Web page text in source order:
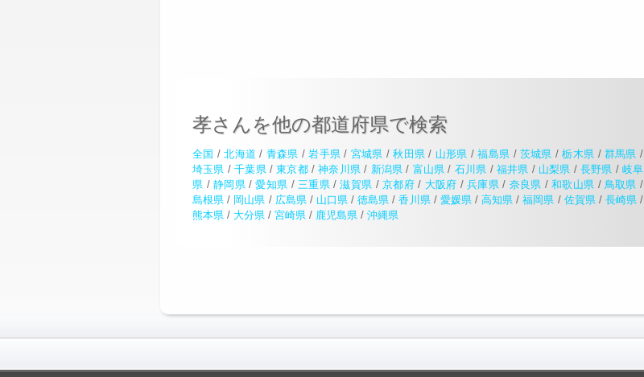
孝さんを他の都道府県で検索
全国 /北海道 / 青森県 /岩手県 / 宮城県 /秋田県 / 山形県 /福島県 / 茨城県 /栃木県 / 群馬県 /
埼玉県 /千葉県/東京都/神奈川県 / 新潟県 / 富山県 / 石川県 / 福井県 / 山梨県 / 長野県 / 岐阜
県 / 静岡県/愛知県 / 三重県/滋賀県 / 京都府/ 大阪府 /兵庫県/ 奈良県 /和歌山県 / 鳥取県 /
島根県 / 岡山県 / 広島県/ 山口県 /徳島県 /香川県/ 愛媛県/高知県 /福岡県 / 佐賀県/ 長崎県 /
熊本県 / 大分県 / 宮崎県 / 鹿児島県 / 沖縄県